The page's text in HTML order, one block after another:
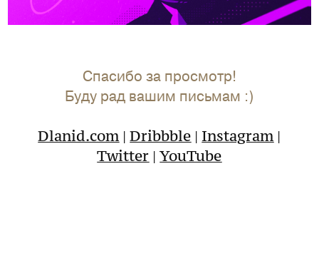
Спасибо за просмотр!
Буду рад вашим письмам :)
Dlanid.com |Dribbble | Instagram |
Twitter |YouTube